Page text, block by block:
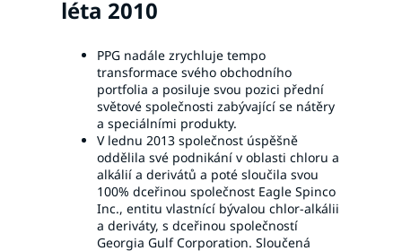
léta 2010
PPG nadále zrychluje tempo
transformace svého obchodního
portfolia a posiluje svou pozici přední
světové společnosti zabývající se nátěry
a speciálními produkty.
V lednu 2013 společnost úspěšně
oddělila své podnikání v oblasti chloru a
alkálií a derivátů a poté sloučila svou
100% dceřinou společnost Eagle Spinco
Inc., entitu vlastnící bývalou chlor-alkálii
a deriváty, s dceřinou společností
Georgia Gulf Corporation. Sloučená